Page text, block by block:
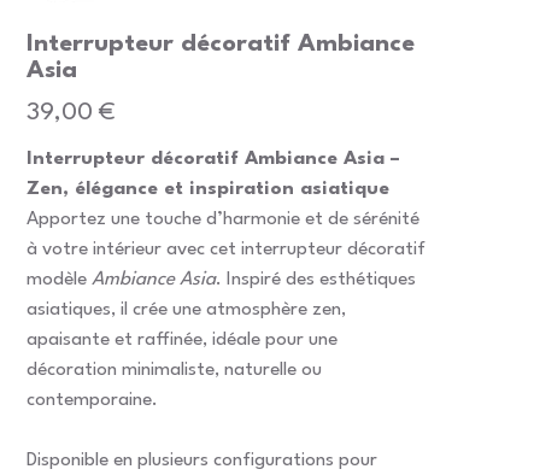
Interrupteur décoratif Ambiance
Asia
Prix
39,00 €
Interrupteur décoratif Ambiance Asia –
Zen, élégance et inspiration asiatique
Apportez une touche d’harmonie et de sérénité
à votre intérieur avec cet interrupteur décoratif
modèleAmbiance Asia. Inspiré des esthétiques
asiatiques, il crée une atmosphère zen,
apaisante et raffinée, idéale pour une
décoration minimaliste, naturelle ou
contemporaine.
Disponible en plusieurs configurations pour